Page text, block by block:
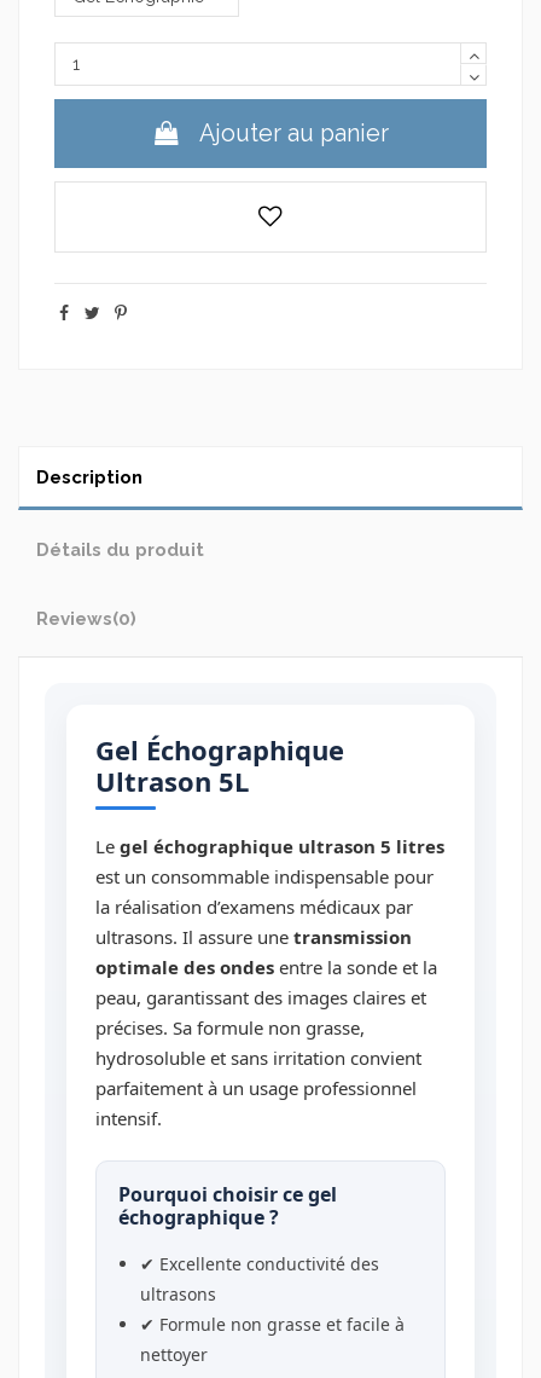
Ajouter au panier
Description
Détails du produit
Reviews(0)
Gel Échographique
Ultrason 5L
Le gel échographique ultrason 5 litres
est un consommable indispensable pour
la réalisation d’examens médicaux par
ultrasons. Il assure une transmission
optimale des ondes entre la sonde et la
peau, garantissant des images claires et
précises. Sa formule non grasse,
hydrosoluble et sans irritation convient
parfaitement à un usage professionnel
intensif.
Pourquoi choisir ce gel
échographique ?
✔ Excellente conductivité des
ultrasons
✔ Formule non grasse et facile à
nettoyer